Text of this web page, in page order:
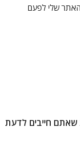
קבלו את 5 השאלות שאתם חייבים לדעת
שלי לפעם